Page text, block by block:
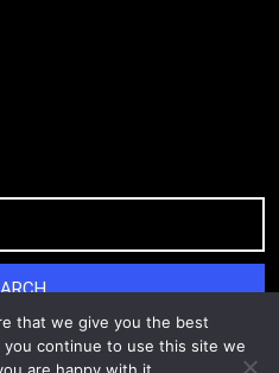
that we give you the best
continue to use this site we